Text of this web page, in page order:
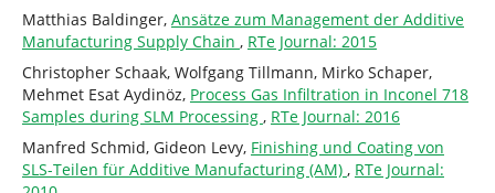
Matthias Baldinger, Ansätze zum Management der Additive
Manufacturing Supply Chain , RTe Journal: 2015
Christopher Schaak, Wolfgang Tillmann, Mirko Schaper,
Mehmet Esat Aydinöz, Process Gas Infiltration in Inconel 718
Samples during SLM Processing , RTe Journal: 2016
Manfred Schmid, Gideon Levy, Finishing und Coating von
SLS-Teilen für Additive Manufacturing (AM) , RTe Journal: